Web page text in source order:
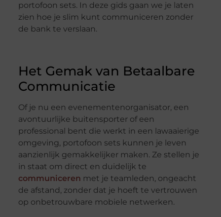
portofoon sets. In deze gids gaan we je laten
zien hoe je slim kunt communiceren zonder
de bank te verslaan.
Het Gemak van Betaalbare
Communicatie
Of je nu een evenementenorganisator, een
avontuurlijke buitensporter of een
professional bent die werkt in een lawaaierige
omgeving, portofoon sets kunnen je leven
aanzienlijk gemakkelijker maken. Ze stellen je
in staat om direct en duidelijk te
communiceren met je teamleden, ongeacht
de afstand, zonder dat je hoeft te vertrouwen
op onbetrouwbare mobiele netwerken.